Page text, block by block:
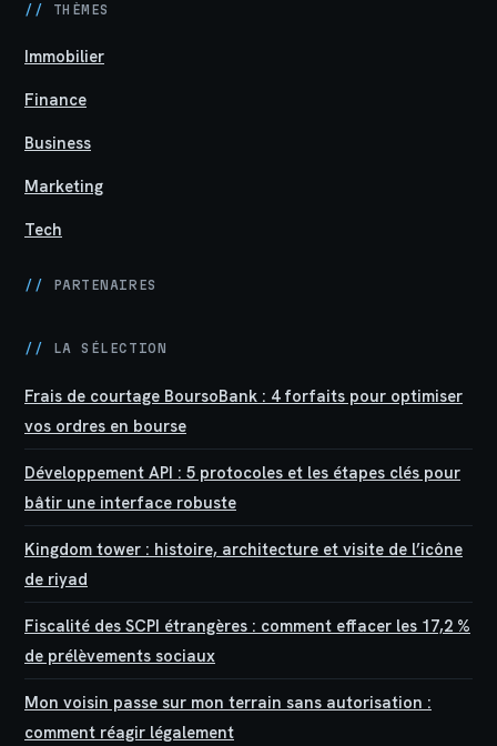
// THÈMES
Immobilier
Finance
Business
Marketing
Tech
// PARTENAIRES
// LA SÉLECTION
Frais de courtage BoursoBank : 4 forfaits pour optimiser
vos ordres en bourse
Développement API : 5 protocoles et les étapes clés pour
bâtir une interface robuste
Kingdom tower : histoire, architecture et visite de l’icône
de riyad
Fiscalité des SCPI étrangères : comment effacer les 17,2 %
de prélèvements sociaux
Mon voisin passe sur mon terrain sans autorisation :
comment réagir légalement